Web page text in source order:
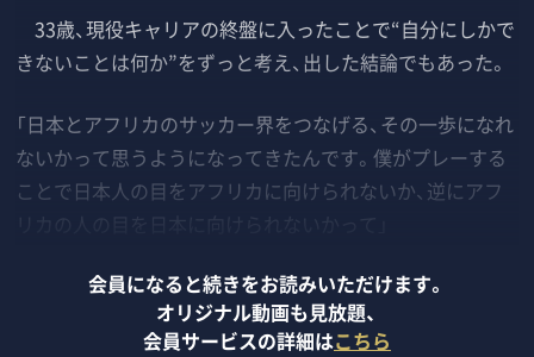
33歳、現役キャリアの終盤に入ったことで“自分にしかで
きないことは何か”をずっと考え、出した結論でもあった。
「日本とアフリカのサッカー界をつなげる、その一歩になれ
ないかって思うようになってきたんです。僕がプレーする
ことで日本人の目をアフリカに向けられないか、逆にアフ
会員になると続きをお読みいただけます。
オリジナル動画も見放題、
会員サービスの詳細はこちら